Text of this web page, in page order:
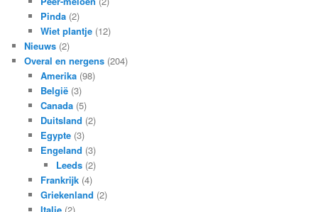
Pinda(2)
Wiet plantje(12)
Nieuws (2)
Overal en nergens (204)
Amerika(98)
België(3)
Canada(5)
Duitsland (2)
Egypte(3)
Engeland (3)
Leeds (2)
Frankrijk(4)
Griekenland (2)